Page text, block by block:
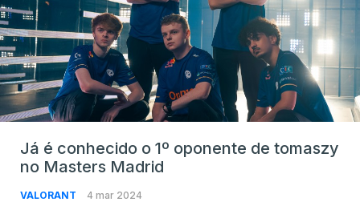
Já é conhecido o 1º oponente de tomaszy
no Masters Madrid
VALORANT 4 mar 2024